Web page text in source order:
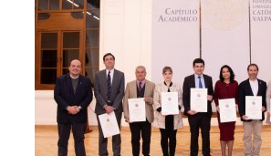
English